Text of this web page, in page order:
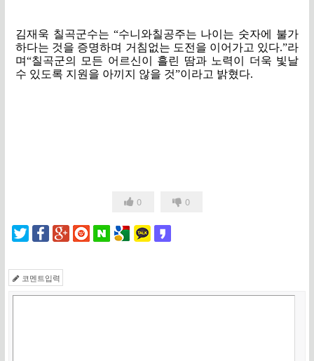
김재욱 칠곡군수는 “수니와칠공주는 나이는 숫자에 불가
하다는 것을 증명하며 거침없는 도전을 이어가고 있다.”라
며“칠곡군의 모든 어르신이 흘린 땀과 노력이 더욱 빛날
수 있도록 지원을 아끼지 않을 것”이라고 밝혔다.
0 0
코멘트입력